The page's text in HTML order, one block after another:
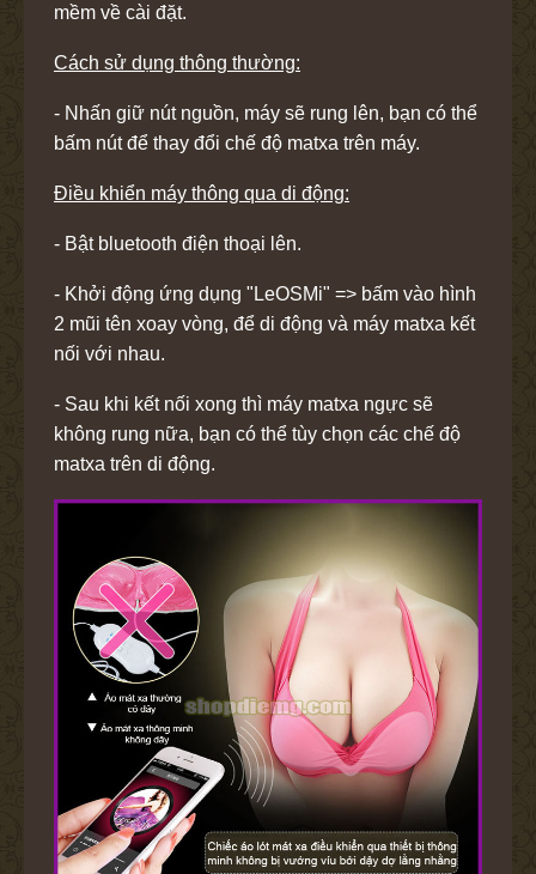
mềm về cài đặt.
Cách sử dụng thông thường:
- Nhấn giữ nút nguồn, máy sẽ rung lên, bạn có thể
bấm nút để thay đổi chế độ matxa trên máy.
Điều khiển máy thông qua di động:
- Bật bluetooth điện thoại lên.
- Khởi động ứng dụng "LeOSMi" => bấm vào hình
2 mũi tên xoay vòng, để di động và máy matxa kết
nối với nhau.
- Sau khi kết nối xong thì máy matxa ngực sẽ
không rung nữa, bạn có thể tùy chọn các chế độ
matxa trên di động.